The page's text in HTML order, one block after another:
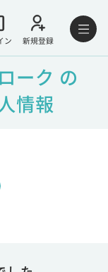
ン 新規登録
ーク の
情報